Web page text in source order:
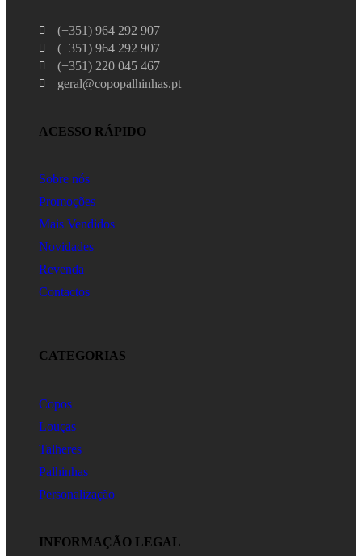
(+351) 964 292 907
(+351) 964 292 907
(+351) 220 045 467
geral@copopalhinhas.pt
ACESSO RÁPIDO
Sobre nós
Promoções
Mais Vendidos
Novidades
Revenda
Contactos
CATEGORIAS
Copos
Louças
Talheres
Palhinhas
Personalização
INFORMAÇÃO LEGAL